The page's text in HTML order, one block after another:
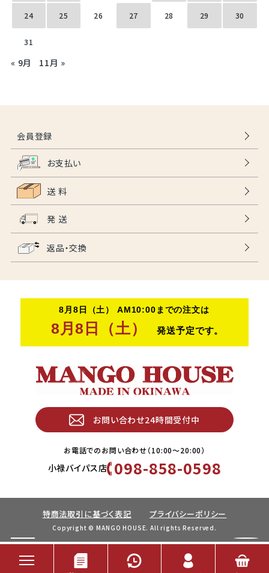
24 25 26 27 28 29 30
31
« 9月 11月 »
会員登録
お支払い
送 料
発 送
返品・交換
お問い合わせ24時間受付中
お電話でのお問い合わせ（10:00〜20:00）
小禄バイパス店 098-858-0598
特商法取引に基づく表記 プライバシーポリシー
Copyright © MANGO HOUSE. All rights Reserved.